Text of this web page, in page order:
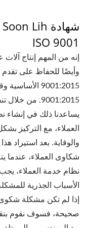
ISO 9001
إنه من المهم إنتاج
يساعدنا ذلك في إنشاء
العملاء، مع التركيز
والوقاية. بعد استيراد
شكاوى العملاء،
نظام خدمة العملاء،
الأسباب الجذرية
إذا لم تكن مشكلة
صحيحة، فسوف نقوم